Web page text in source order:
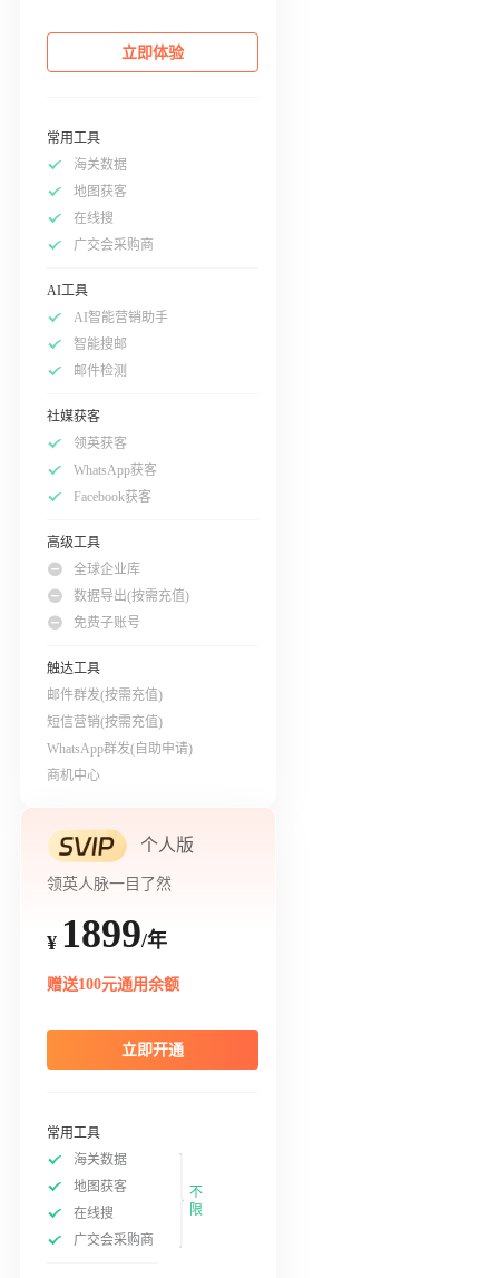
立即体验
常用工具
海关数据
地图获客
在线搜
广交会采购商
AI工具
AI智能营销助手
智能搜邮
邮件检测
社媒获客
领英获客
WhatsApp获客
Facebook获客
高级工具
全球企业库
数据导出(按需充值)
免费子账号
触达工具
邮件群发(按需充值)
短信营销(按需充值)
WhatsApp群发(自助申请)
商机中心
个人版
领英人脉一目了然
¥ 1899/年
赠送100元通用余额
立即开通
常用工具
海关数据
地图获客
在线搜
广交会采购商
不
限